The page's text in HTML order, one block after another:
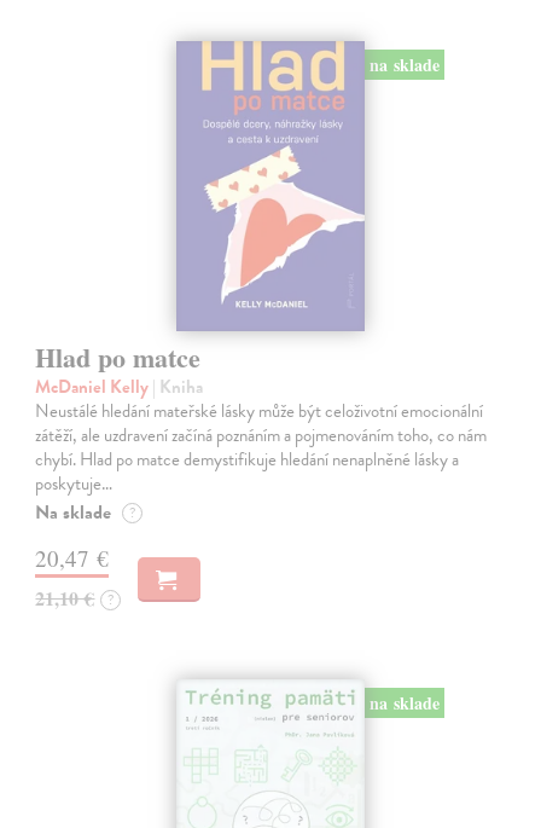
na sklade
Hlad po matce
McDaniel Kelly| Kniha
Neustálé hledání mateřské lásky může být celoživotní emocionální
zátěží, ale uzdravení začíná poznáním a pojmenováním toho, co nám
chybí. Hlad po matce demystifikuje hledání nenaplněné lásky a
poskytuje…
Na sklade ?
20,47 €
21,10 € ?
na sklade